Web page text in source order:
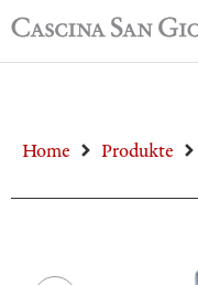
Home Produkte